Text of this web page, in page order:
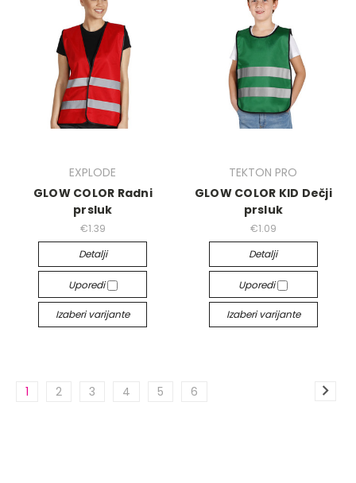
EXPLODE
GLOW COLOR Radni
prsluk
€1.39
Detalji
Uporedi
Izaberi varijante
TEKTON PRO
GLOW COLOR KID Dečji
prsluk
€1.09
Detalji
Uporedi
Izaberi varijante
1 2 3 4 5 6